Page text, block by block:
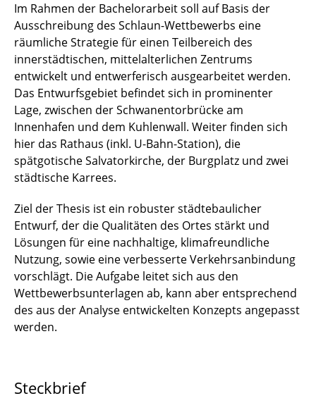
Im Rahmen der Bachelorarbeit soll auf Basis der
Ausschreibung des Schlaun-Wettbewerbs eine
räumliche Strategie für einen Teilbereich des
innerstädtischen, mittelalterlichen Zentrums
entwickelt und entwerferisch ausgearbeitet werden.
Das Entwurfsgebiet befindet sich in prominenter
Lage, zwischen der Schwanentorbrücke am
Innenhafen und dem Kuhlenwall. Weiter finden sich
hier das Rathaus (inkl. U-Bahn-Station), die
spätgotische Salvatorkirche, der Burgplatz und zwei
städtische Karrees.
Ziel der Thesis ist ein robuster städtebaulicher
Entwurf, der die Qualitäten des Ortes stärkt und
Lösungen für eine nachhaltige, klimafreundliche
Nutzung, sowie eine verbesserte Verkehrsanbindung
vorschlägt. Die Aufgabe leitet sich aus den
Wettbewerbsunterlagen ab, kann aber entsprechend
des aus der Analyse entwickelten Konzepts angepasst
werden.
Steckbrief